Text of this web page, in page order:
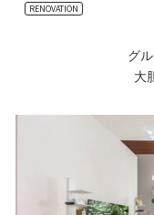
RENOVATION
グ
大